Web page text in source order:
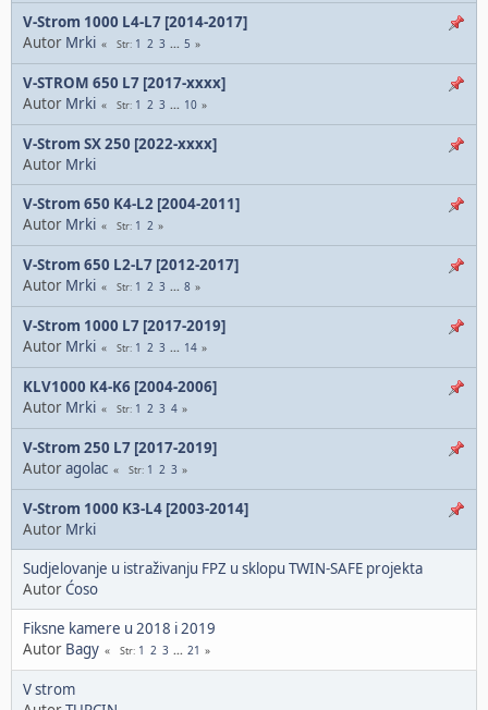
V-Strom 1000 L4-L7 [2014-2017]
Autor Mrki Str 1 2 3 ... 5
V-STROM 650 L7 [2017-xxxx]
Autor Mrki Str 1 2 3 ... 10
V-Strom SX 250 [2022-xxxx]
Autor Mrki
V-Strom 650 K4-L2 [2004-2011]
Autor Mrki Str 1 2
V-Strom 650 L2-L7 [2012-2017]
Autor Mrki Str 1 2 3 ... 8
V-Strom 1000 L7 [2017-2019]
Autor Mrki Str 1 2 3 ... 14
KLV1000 K4-K6 [2004-2006]
Autor Mrki Str 1 2 3 4
V-Strom 250 L7 [2017-2019]
Autoragolac Str 1 2 3
V-Strom 1000 K3-L4 [2003-2014]
Autor Mrki
Sudjelovanje u istraživanju FPZ u sklopu TWIN-SAFE projekta
AutorĆoso
Fiksne kamere u 2018 i 2019
Autor Bagy Str 1 2 3 ... 21
V strom